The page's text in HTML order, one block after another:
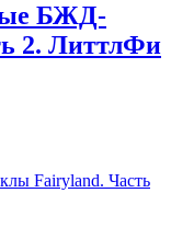
БЖД-
2. ЛиттлФи